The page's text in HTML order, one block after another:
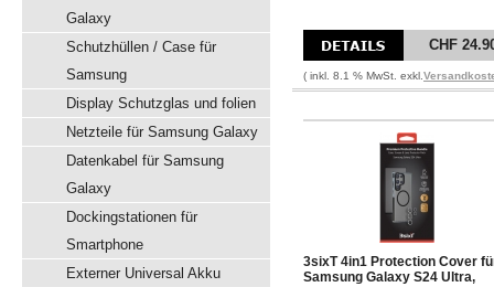
Galaxy
Schutzhüllen / Case für
Samsung
Display Schutzglas und folien
Netzteile für Samsung Galaxy
Datenkabel für Samsung
Galaxy
Dockingstationen für
Smartphone
Externer Universal Akku
CHF
( inkl. 8.1 % MwSt. exkl.
3sixT 4in1 Protection Cover
Samsung Galaxy S24 Ultra,